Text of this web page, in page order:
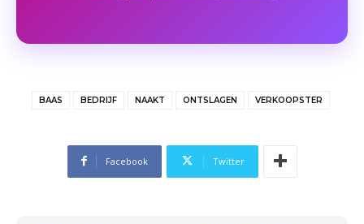
BAAS BEDRIJF NAAKT ONTSLAGEN VERKOOPSTER
Facebook Twitter